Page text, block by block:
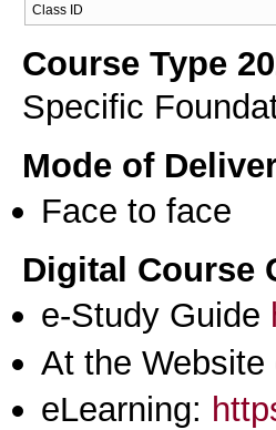
Class ID
Course Type
Specific
Mode of
Face to face
Digital Course
e-Study Guide
At the
eLearning: